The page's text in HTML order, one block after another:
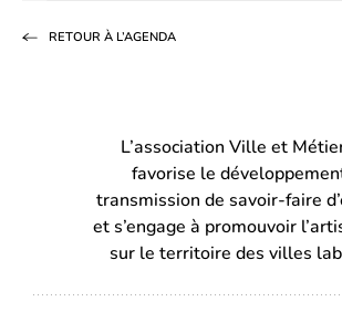
RETOUR À L’AGENDA
L’association Ville et
favorise le
transmission de savoir-faire
et s’engage à promouvoir
sur le territoire des villes